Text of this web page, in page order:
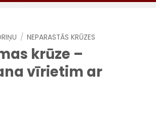
/ NEPARASTĀS KRŪZES
krūze –
vīrietim ar